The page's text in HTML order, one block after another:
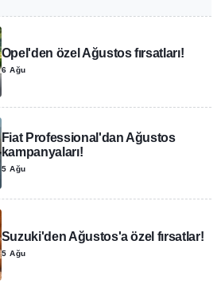
Opel'den özel Ağustos fırsatları!
6 Ağu
Fiat Professional'dan Ağustos
kampanyaları!
5 Ağu
Suzuki'den Ağustos'a özel fırsatlar!
5 Ağu